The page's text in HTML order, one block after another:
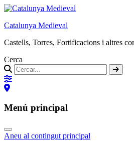
Catalunya Medieval
Castells, Torres, Fortificacions i altres
Cerca
Menú principal
Aneu al contingut principal